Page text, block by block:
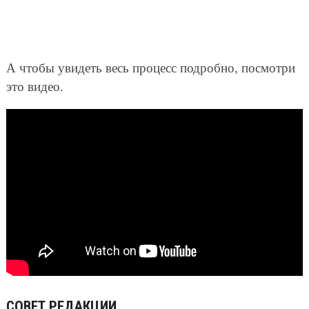
А чтобы увидеть весь процесс подробно, посмотри
это видео.